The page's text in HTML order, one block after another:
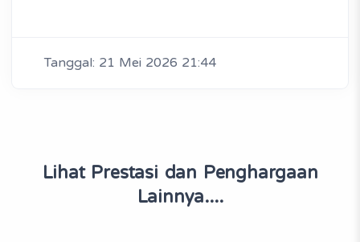
Tanggal: 21 Mei 2026 21:44
Lihat Prestasi dan Penghargaan
Lainnya....